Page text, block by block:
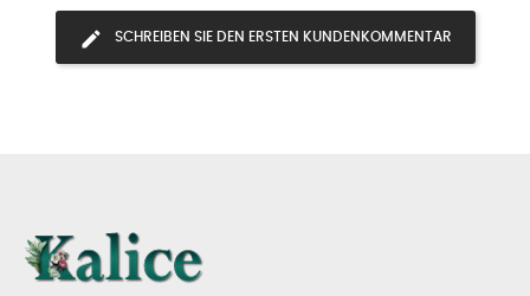
SCHREIBEN SIE DEN ERSTEN KUNDENKOMMENTAR